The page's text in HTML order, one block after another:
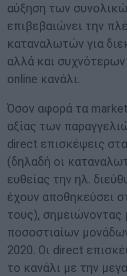
αύξηση των
επιβεβαιώνει την
καταναλωτών για
αλλά και
online κανάλι.
Όσον αφορά τα
αξίας των
direct επισκέψεις
(δηλαδή οι
ευθείας την ηλ.
έχουν αποθηκεύσει
τους), σημειώνοντας
ποσοστιαίων
2020. Οι direct
το κανάλι με την